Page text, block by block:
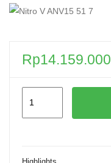
Rp14.159.000